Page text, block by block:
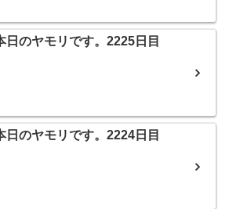
日のヤモリです。2225日目
日のヤモリです。2224日目